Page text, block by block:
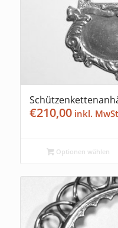
€210,00
Optionen wählen